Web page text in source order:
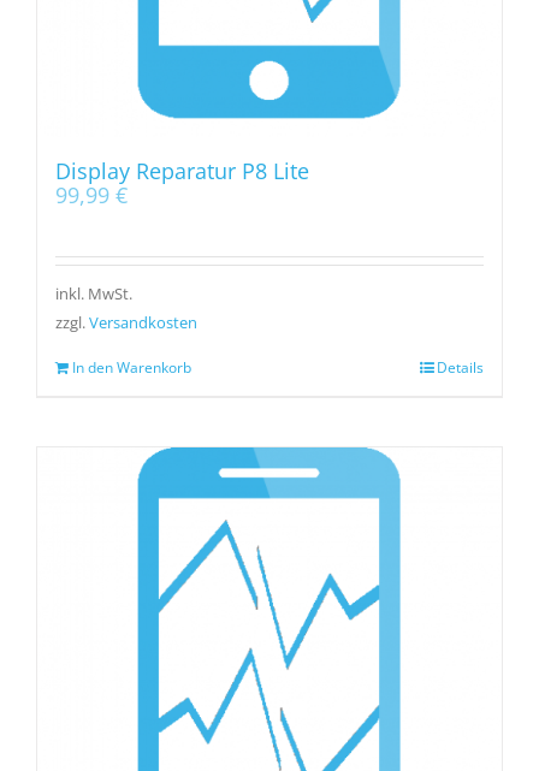
Display Reparatur P8 Lite
99,99 €
inkl. MwSt.
zzgl.Versandkosten
In den Warenkorb Details